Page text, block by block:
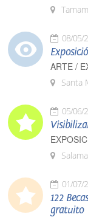
08/05/
ARTE /
Santa
05/06/
01/07/
122
gratuito